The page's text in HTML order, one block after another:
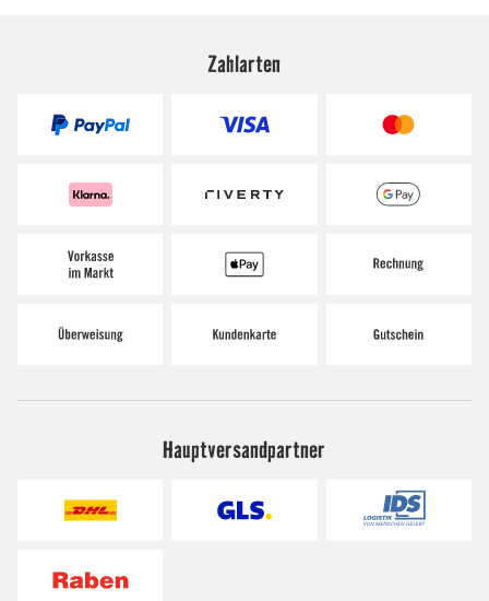
Zahlarten
Hauptversandpartner